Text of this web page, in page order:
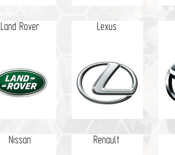
Land Rover Lexus
Nissan Renault